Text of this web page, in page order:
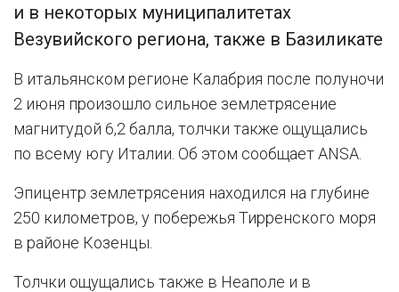
и в некоторых муниципалитетах
Везувийского региона, также в Базиликате
В итальянском регионе Калабрия после полуночи
2 июня произошло сильное землетрясение
магнитудой 6,2 балла, толчки также ощущались
по всему югу Италии. Об этом сообщает ANSA.
Эпицентр землетрясения находился на глубине
250 километров, у побережья Тирренского моря
в районе Козенцы.
Толчки ощущались также в Неаполе и в